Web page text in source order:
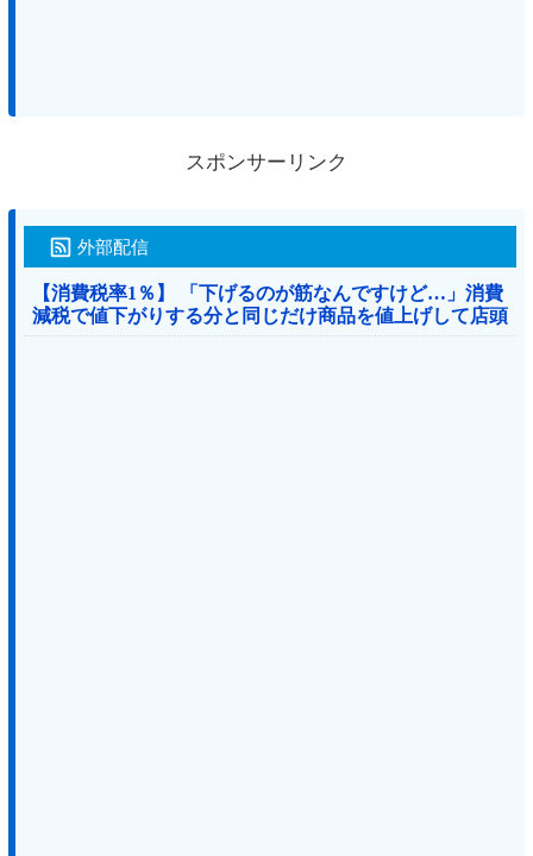
スポンサーリンク
外部配信
【消費税率1％】 「下げるのが筋なんですけど…」消費
減税で値下がりする分と同じだけ商品を値上げして店頭
価格を変えない店も